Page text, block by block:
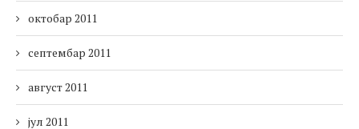
октобар 2011
септембар 2011
август 2011
јул 2011